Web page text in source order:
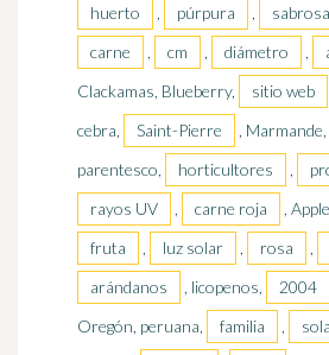
huerto
, púrpura , sabrosa
carne
, cm , diámetro ,
Clackamas, Blueberry,
sitio web
cebra,
Saint-Pierre , Marmande,
parentesco,
horticultores ,
rayos UV
, carne roja ,
fruta
, luz solar , rosa ,
arándanos
, licopenos, 2004
Oregón, peruana,
familia ,